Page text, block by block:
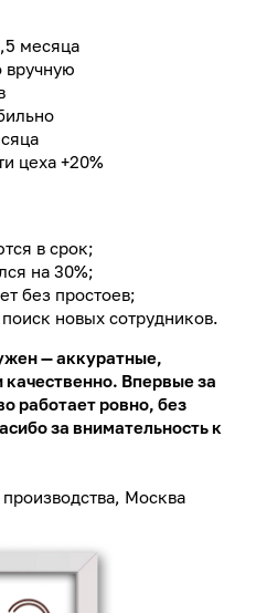
месяца
вручную
цеха +20%
в срок;
на 30%;
без простоев;
новых сотрудников.
— аккуратные,
Впервые за
работает ровно, без
за внимательность к
Москва